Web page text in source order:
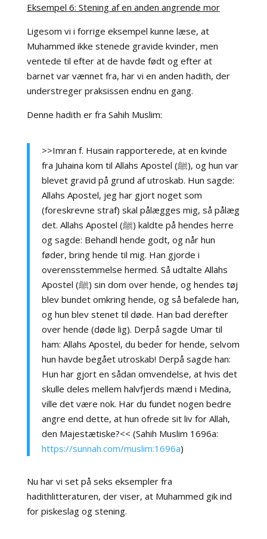
Eksempel 6: Stening af en anden angrende mor
Ligesom vi i forrige eksempel kunne læse, at
Muhammed ikke stenede gravide kvinder, men
ventede til efter at de havde født og efter at
barnet var vænnet fra, har vi en anden hadith, der
understreger praksissen endnu en gang.
Denne hadith er fra Sahih Muslim:
>>Imran f. Husain rapporterede, at en kvinde
fra Juhaina kom til Allahs Apostel (ﷺ), og hun var
blevet gravid på grund af utroskab. Hun sagde:
Allahs Apostel, jeg har gjort noget som
(foreskrevne straf) skal pålægges mig, så pålæg
det. Allahs Apostel (ﷺ) kaldte på hendes herre
og sagde: Behandl hende godt, og når hun
føder, bring hende til mig. Han gjorde i
overensstemmelse hermed. Så udtalte Allahs
Apostel (ﷺ) sin dom over hende, og hendes tøj
blev bundet omkring hende, og så befalede han,
og hun blev stenet til døde. Han bad derefter
over hende (døde lig). Derpå sagde Umar til
ham: Allahs Apostel, du beder for hende, selvom
hun havde begået utroskab! Derpå sagde han:
Hun har gjort en sådan omvendelse, at hvis det
skulle deles mellem halvfjerds mænd i Medina,
ville det være nok. Har du fundet nogen bedre
angre end dette, at hun ofrede sit liv for Allah,
den Majestætiske?<< (Sahih Muslim 1696a:
https://sunnah.com/muslim:1696a)
Nu har vi set på seks eksempler fra
hadithlitteraturen, der viser, at Muhammed gik ind
for piskeslag og stening.